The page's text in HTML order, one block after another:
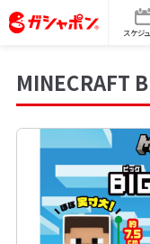
スケジ
MINECRAFT